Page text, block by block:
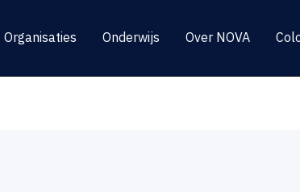
Organisaties Onderwijs Over NOVA